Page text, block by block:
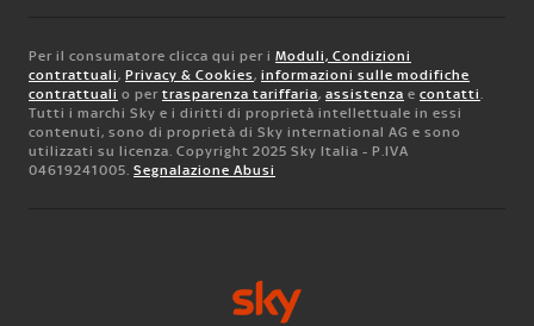
Per il consumatore clicca qui per i Moduli, Condizioni
contrattuali, Privacy & Cookies, informazioni sulle modifiche
contrattuali o per trasparenza tariffaria, assistenza e contatti.
Tutti i marchi Sky e i diritti di proprietà intellettuale in essi
contenuti, sono di proprietà di Sky international AG e sono
utilizzati su licenza. Copyright 2025 Sky Italia - P.IVA
04619241005. Segnalazione Abusi